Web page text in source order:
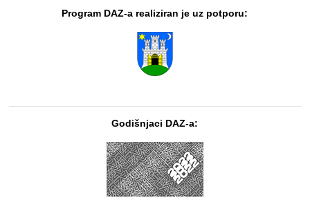
Program DAZ-a realiziran je uz potporu:
Godišnjaci DAZ-a: